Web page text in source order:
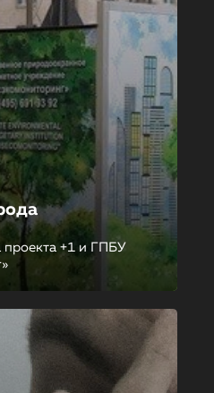
проекта +1 и ГПБУ